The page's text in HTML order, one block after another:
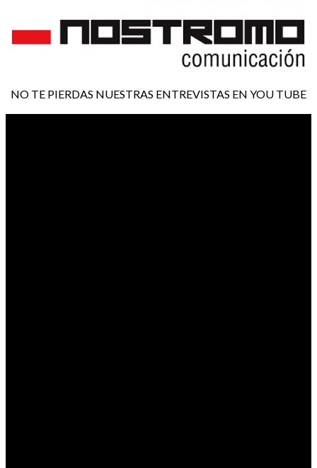
NO TE PIERDAS NUESTRAS ENTREVISTAS EN YOU TUBE